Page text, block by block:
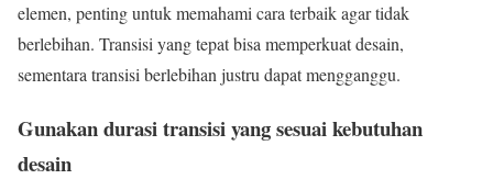
elemen, penting untuk memahami cara terbaik agar tidak
berlebihan. Transisi yang tepat bisa memperkuat desain,
sementara transisi berlebihan justru dapat mengganggu.
Gunakan durasi transisi yang sesuai kebutuhan
desain